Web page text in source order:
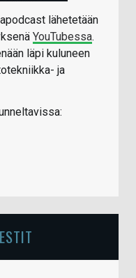
lähetetään
YouTubessa.
läpi kuluneen
ja